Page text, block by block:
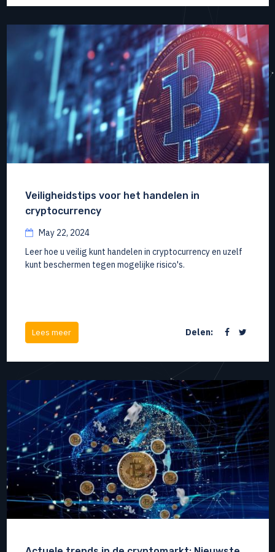
Veiligheidstips voor het handelen in
cryptocurrency
May 22, 2024
Leer hoe u veilig kunt handelen in cryptocurrency en uzelf
kunt beschermen tegen mogelijke risico's.
Lees meer Delen: